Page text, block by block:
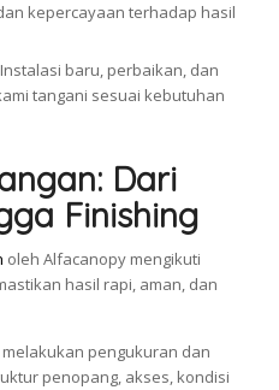
kepercayaan terhadap hasil
baru, perbaikan, dan
tangani sesuai kebutuhan
Dari
Finishing
oleh Alfacanopy mengikuti
hasil rapi, aman, dan
melakukan pengukuran dan
penopang, akses, kondisi